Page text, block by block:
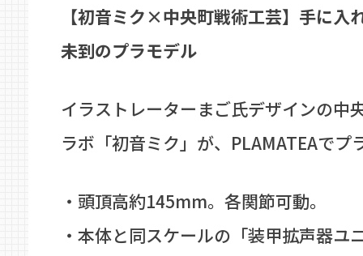
【初音ミク×中央町戦術工芸】手に入
未到のプラモデル
イラストレーターまご氏デザインの中
ラボ「初音ミク」が、PLAMATEAでプ
・頭頂高約145mm。各関節可動。
・本体と同スケールの「装甲拡声器ユ